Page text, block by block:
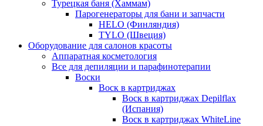
Турецкая баня (Хаммам)
Парогенераторы для бани и запчасти
HELO (Финляндия)
TYLO (Швеция)
Оборудование для салонов красоты
Аппаратная косметология
Все для депиляции и парафинотерапии
Воски
Воск в картриджах
Воск в картриджах Depilflax
(Испания)
Воск в картриджах WhiteLine